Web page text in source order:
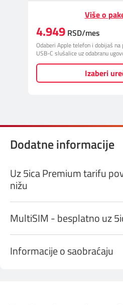
Više o
4.949 RSD/mes
Odaberi Apple telefon i dobijaš
USB-C slušalice uz odabranu
Izaberi
Dodatne informacije
Uz 5ica Premium tarifu
nižu
MultiSIM - besplatno uz
Informacije o saobraćaju